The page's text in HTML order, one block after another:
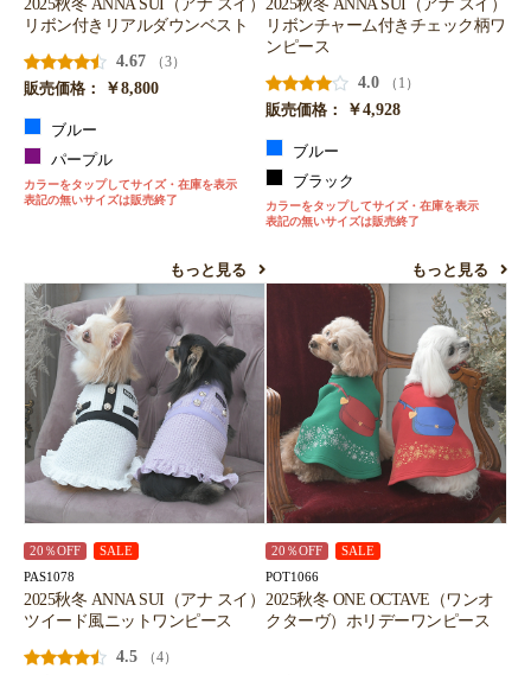
リボン付きリアルダウンベスト
4.67
（3）
販売価格：
￥8,800
ブルー
パープル
カラーをタップしてサイズ・在庫を表示
表記の無いサイズは販売終了
もっと見る
リボンチャーム付きチェック柄ワ
ンピース
4.0
（1）
販売価格：
￥4,928
ブルー
ブラック
カラーをタップしてサイズ・在庫を表示
表記の無いサイズは販売終了
もっと見る
20％OFF SALE
PAS1078
2025秋冬 ANNA SUI（アナ スイ）
ツイード風ニットワンピース
4.5
（4）
20％OFF SALE
POT1066
2025秋冬 ONE OCTAVE（ワンオ
クターヴ）ホリデーワンピース